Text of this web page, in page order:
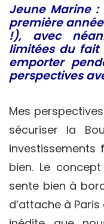
Jeune Marine
première
!), avec
limitées du
emporter
perspectives
Mes
sécuriser la
bien. Le
sente bien à
d’attache à